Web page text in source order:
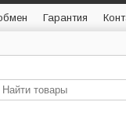
Гарантия